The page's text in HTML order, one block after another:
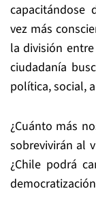
capacitándose
vez más
la división
ciudadanía
política, social,
¿Cuánto más
sobrevivirán al
¿Chile podrá